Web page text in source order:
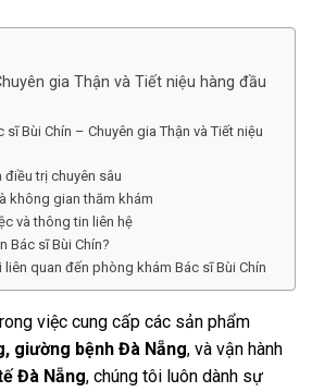
gia Thận và Tiết niệu hàng đầu
sĩ Bùi Chín – Chuyên gia Thận và Tiết niệu
điều trị chuyên sâu
không gian thăm khám
và thông tin liên hệ
Bác sĩ Bùi Chín?
liên quan đến phòng khám Bác sĩ Bùi Chín
việc cung cấp các sản phẩm
, giường bệnh Đà Nẵng, và vận hành
Đà Nẵng, chúng tôi luôn dành sự